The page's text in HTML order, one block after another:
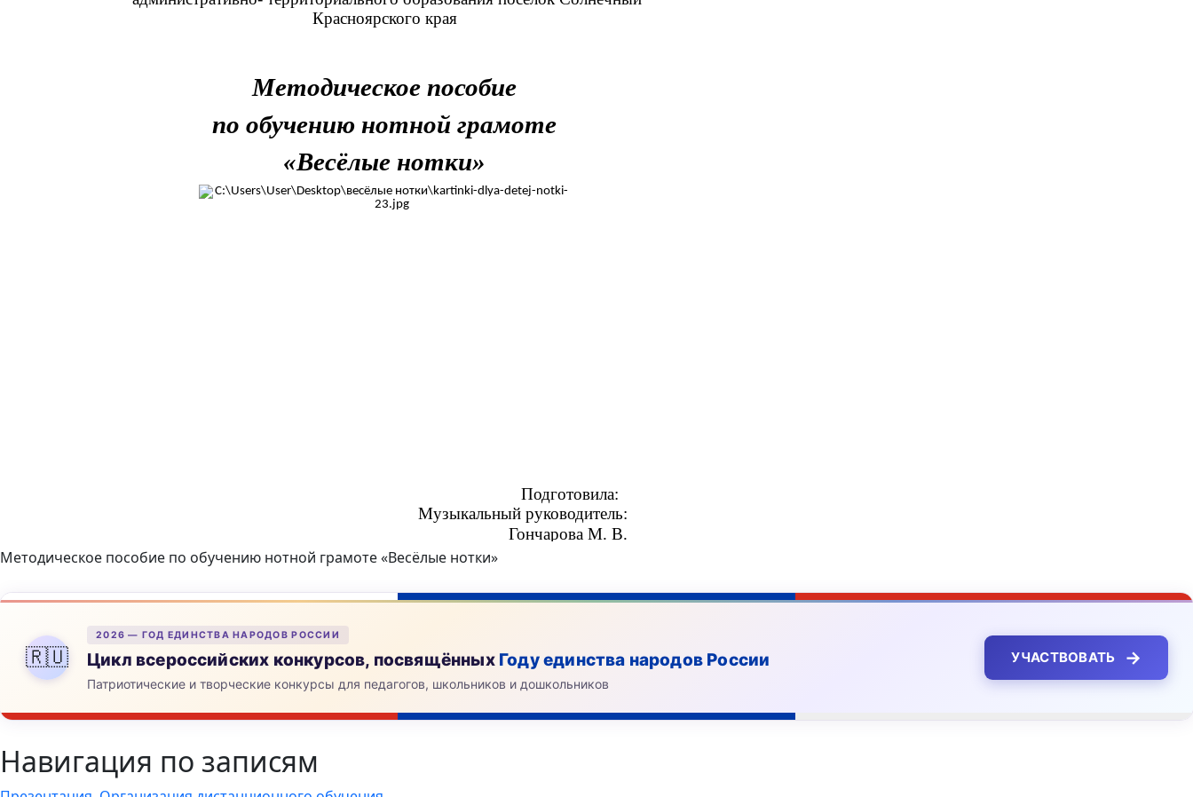
Методическое пособие по обучению нотной грамоте «Весёлые нотки»
🇷🇺
2026 — ГОД ЕДИНСТВА НАРОДОВ РОССИИ
Цикл всероссийских конкурсов, посвящённых Году единства народов России
Патриотические и творческие конкурсы для педагогов, школьников и дошкольников
УЧАСТВОВАТЬ →
Навигация по записям